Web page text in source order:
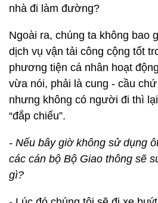
nhà đi làm đường?
Ngoài ra, chúng ta không bao
dịch vụ vận tải công cộng tốt
phương tiện cá nhân hoạt
vừa nói, phải là cung - cầu
nhưng không có người đi thì
“đắp chiếu”.
- Nếu bây giờ không sử dụng
các cán bộ Bộ Giao thông sẽ
gì?